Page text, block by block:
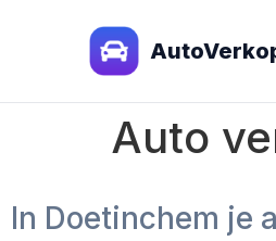
Auto
In Doetinchem je